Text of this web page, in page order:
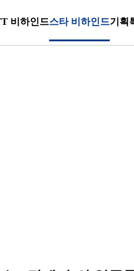
비하인드스타 비하인드기획